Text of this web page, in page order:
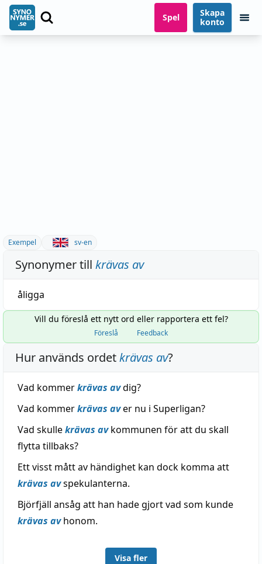
Spel
Skapa
konto
Exempel sv-en
Synonymer till krävas av
åligga
Vill du föreslå ett nytt ord eller rapportera ett fel?
Föreslå Feedback
Hur används ordetkrävas av?
Vad kommerkrävas avdig?
Vad kommerkrävas aver nu i Superligan?
Vad skullekrävas avkommunen för att du skall
flytta tillbaks?
Ett visst mått av händighet kan dock komma att
krävas avspekulanterna.
Björfjäll ansåg att han hade gjort vad som kunde
krävas avhonom.
Visa fler